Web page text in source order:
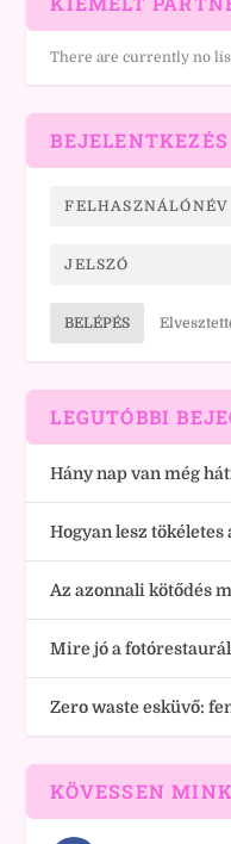
There are currently no
BEJELENTKEZÉS
BELÉPÉS
LEGUTÓBBI
Hány nap van még
Hogyan lesz
Az azonnali kötődés
Mire jó a
Zero waste esküvő:
KÖVESSEN